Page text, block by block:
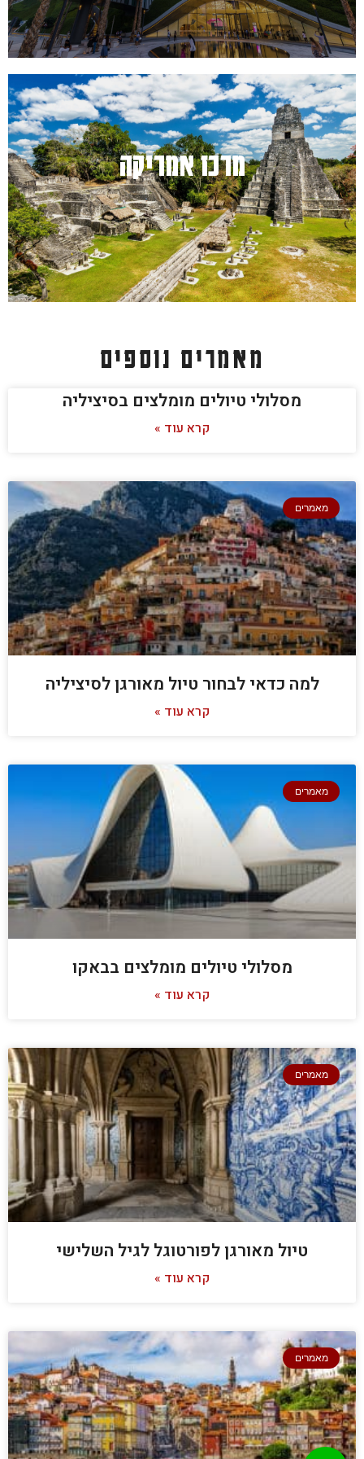
מרכז אמריקה
למעבר לחץ כאן
מאמרים נוספים
מסלולי טיולים מומלצים בסיציליה
קרא עוד »
מאמרים
למה כדאי לבחור טיול מאורגן לסיציליה
קרא עוד »
מאמרים
מסלולי טיולים מומלצים בבאקו
קרא עוד »
מאמרים
טיול מאורגן לפורטוגל לגיל השלישי
קרא עוד »
מאמרים